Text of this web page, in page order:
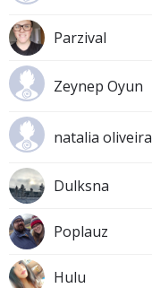
Parzival
Zeynep Oyun
natalia oliveira
Dulksna
Poplauz
Hulu